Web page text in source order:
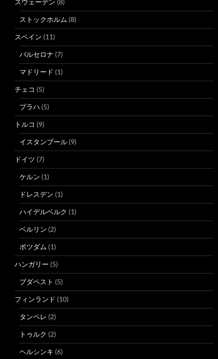
ストックホルム (8)
スペイン (11)
バルセロナ (7)
マドリード (1)
チェコ (5)
プラハ (5)
トルコ (9)
イスタンブール (9)
ドイツ (7)
ケルン (1)
ドレスデン (1)
ハイデルベルク (1)
ベルリン (2)
ポツダム (1)
ハンガリー (5)
ブダペスト (5)
フィンランド (10)
タンペレ (2)
トゥルク (2)
ヘルシンキ (6)